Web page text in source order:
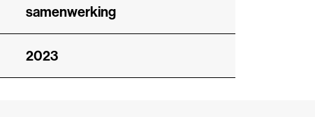
samenwerking
2023